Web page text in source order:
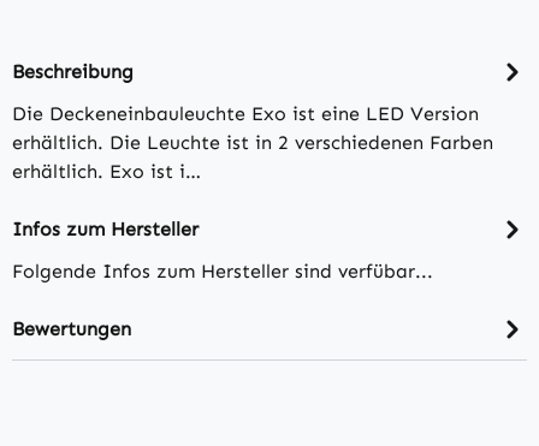
Beschreibung
Die Deckeneinbauleuchte Exo ist eine LED Version
erhältlich. Die Leuchte ist in 2 verschiedenen Farben
erhältlich. Exo ist i…
Infos zum Hersteller
Folgende Infos zum Hersteller sind verfübar...
Bewertungen